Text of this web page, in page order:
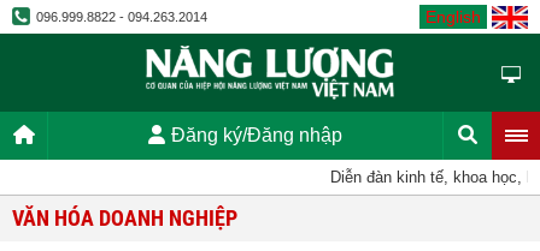
096.999.8822 - 094.263.2014 English
Đăng ký/Đăng nhập
Diễn đàn kinh tế, khoa học, kỹ
VĂN HÓA DOANH NGHIỆP